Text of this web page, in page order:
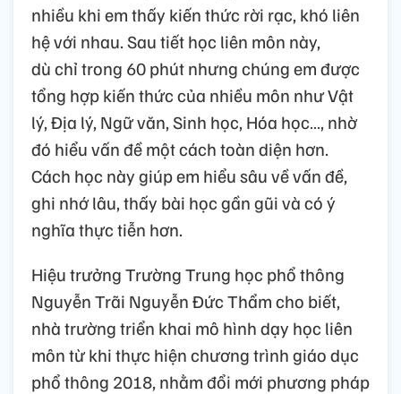
nhiều khi em thấy kiến thức rời rạc, khó liên
hệ với nhau. Sau tiết học liên môn này,
dù chỉ trong 60 phút nhưng chúng em được
tổng hợp kiến thức của nhiều môn như Vật
lý, Địa lý, Ngữ văn, Sinh học, Hóa học…, nhờ
đó hiểu vấn đề một cách toàn diện hơn.
Cách học này giúp em hiểu sâu về vấn đề,
ghi nhớ lâu, thấy bài học gần gũi và có ý
nghĩa thực tiễn hơn.
Hiệu trưởng Trường Trung học phổ thông
Nguyễn Trãi Nguyễn Đức Thẩm cho biết,
nhà trường triển khai mô hình dạy học liên
môn từ khi thực hiện chương trình giáo dục
phổ thông 2018, nhằm đổi mới phương pháp